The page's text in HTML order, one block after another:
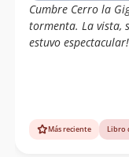
Cumbre Cerro la
tormenta. La vista,
estuvo espectacular!!
Más reciente Libro